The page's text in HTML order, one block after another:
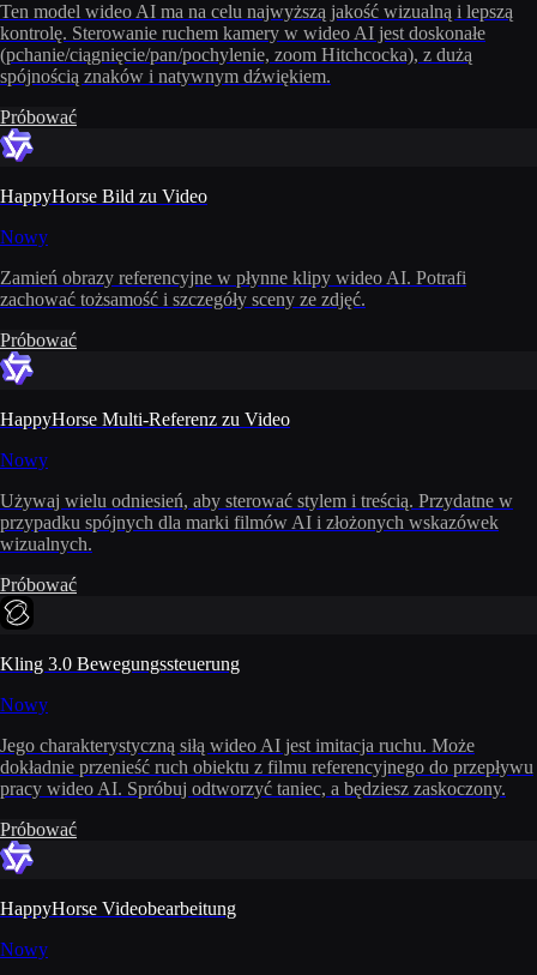
Ten model wideo AI ma na celu najwyższą jakość wizualną i lepszą
kontrolę. Sterowanie ruchem kamery w wideo AI jest doskonałe
(pchanie/ciągnięcie/pan/pochylenie, zoom Hitchcocka), z dużą
spójnością znaków i natywnym dźwiękiem.
Próbować
HappyHorse Bild zu Video
Nowy
Zamień obrazy referencyjne w płynne klipy wideo AI. Potrafi
zachować tożsamość i szczegóły sceny ze zdjęć.
Próbować
HappyHorse Multi-Referenz zu Video
Nowy
Używaj wielu odniesień, aby sterować stylem i treścią. Przydatne w
przypadku spójnych dla marki filmów AI i złożonych wskazówek
wizualnych.
Próbować
Kling 3.0 Bewegungssteuerung
Nowy
Jego charakterystyczną siłą wideo AI jest imitacja ruchu. Może
dokładnie przenieść ruch obiektu z filmu referencyjnego do przepływu
pracy wideo AI. Spróbuj odtworzyć taniec, a będziesz zaskoczony.
Próbować
HappyHorse Videobearbeitung
Nowy